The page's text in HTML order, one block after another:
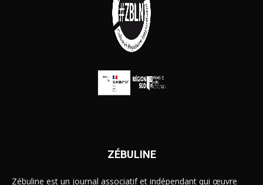
ZÉBULINE
Zébuline est un journal associatif et indépendant qui œuvre